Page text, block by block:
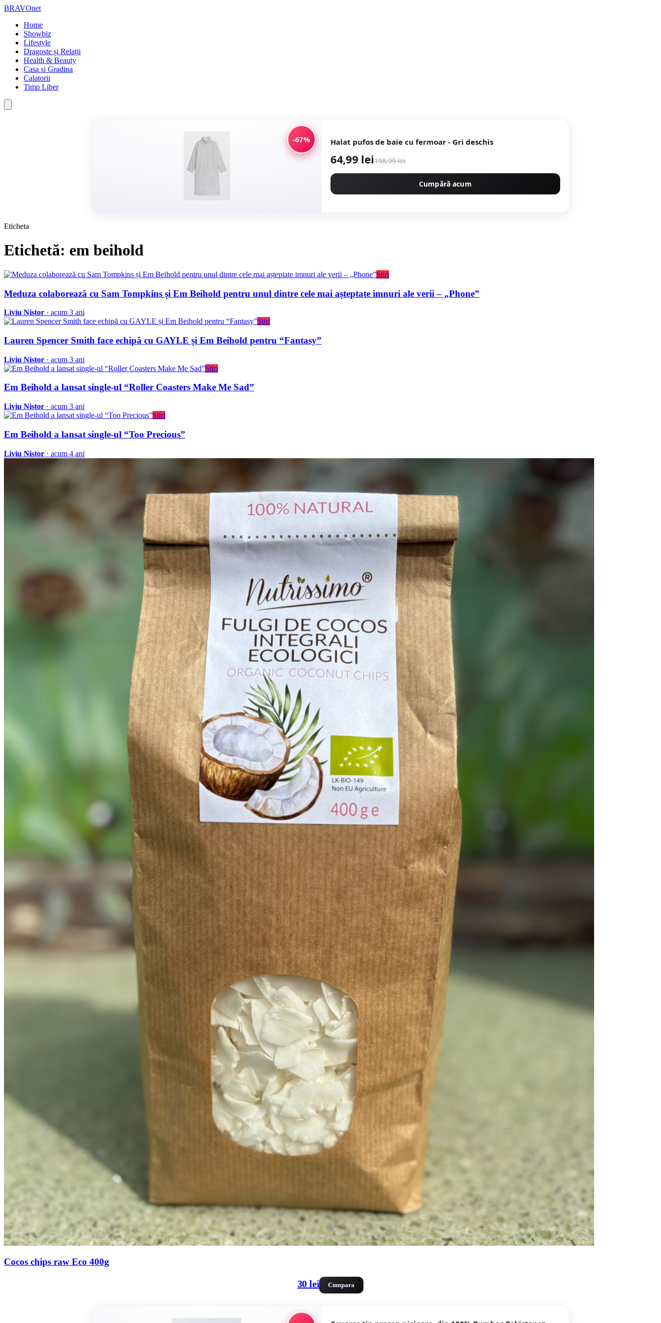
BRAVOnet
Home
Showbiz
Lifestyle
Dragoste și Relații
Health & Beauty
Casa si Gradina
Calatorii
Timp Liber
-67% Halat pufos de baie cu fermoar - Gri deschis
64,99 lei198,99 lei
Cumpără acum
Eticheta
Etichetă: em beihold
Stiri
Meduza colaborează cu Sam Tompkins și Em Beihold pentru unul dintre cele mai așteptate imnuri ale verii – „Phone”
Liviu Nistor · acum 3 ani
Stiri
Lauren Spencer Smith face echipă cu GAYLE și Em Beihold pentru “Fantasy”
Liviu Nistor · acum 3 ani
Stiri
Em Beihold a lansat single-ul “Roller Coasters Make Me Sad”
Liviu Nistor · acum 3 ani
Stiri
Em Beihold a lansat single-ul “Too Precious”
Liviu Nistor · acum 4 ani
Cocos chips raw Eco 400g
30 lei Cumpara